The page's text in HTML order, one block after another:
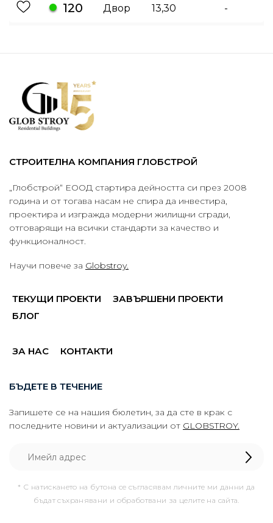
120 Двор 13,30 -
СТРОИТЕЛНА КОМПАНИЯ ГЛОБСТРОЙ
„Глобстрой“ ЕООД стартира дейността си през 2008
година и от тогава насам не спира да инвестира,
проектира и изгражда модерни жилищни сгради,
отговарящи на всички стандарти за качество и
функционалност.
Научи повече за Globstroy.
ТЕКУЩИ ПРОЕКТИ
ЗАВЪРШЕНИ ПРОЕКТИ
БЛОГ
ЗА НАС КОНТАКТИ
БЪДЕТЕ В ТЕЧЕНИЕ
Запишете се на нашия бюлетин, за да сте в крак с
последните новини и актуализации от GLOBSTROY.
* С натискането на бутона се съгласявам личните ми данни да
бъдат съхранявани и обработвани за целите на сайта.